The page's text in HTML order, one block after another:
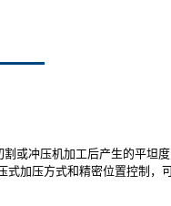
式加压方式和精密位置控制，
或冲压机加工后产生的平坦
式加压方式和精密位置控制，